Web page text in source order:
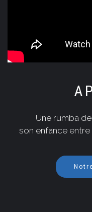
A
Une rumba
son enfance